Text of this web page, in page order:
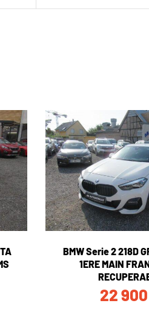
BMW Serie 2 218D
1ERE MAIN
22 900